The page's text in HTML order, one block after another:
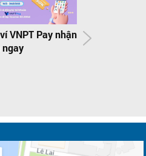
VNPT Pay nhận
ngay